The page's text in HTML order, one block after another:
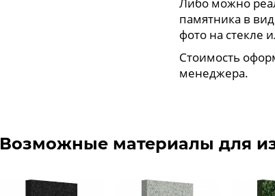
памятника в
фото на стекле
Стоимость
менеджера.
Возможные материалы для